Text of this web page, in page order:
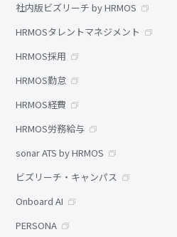
社内版ビズリーチ by HRMOS
HRMOSタレントマネジメント
HRMOS採用
HRMOS勤怠
HRMOS経費
HRMOS労務給与
sonar ATS by HRMOS
ビズリーチ・キャンパス
Onboard AI
PERSONA